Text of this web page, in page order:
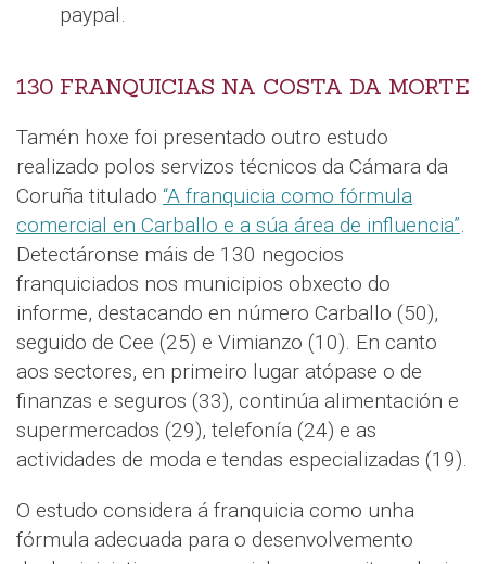
paypal.
130 FRANQUICIAS NA COSTA DA MORTE
Tamén hoxe foi presentado outro estudo
realizado polos servizos técnicos da Cámara da
Coruña titulado “A franquicia como fórmula
comercial en Carballo e a súa área de influencia”
Detectáronse máis de 130 negocios
franquiciados nos municipios obxecto do
informe, destacando en número Carballo (50),
seguido de Cee (25) e Vimianzo (10). En canto
aos sectores, en primeiro lugar atópase o de
finanzas e seguros (33), continúa alimentación e
supermercados (29), telefonía (24) e as
actividades de moda e tendas especializadas (19).
O estudo considera á franquicia como unha
fórmula adecuada para o desenvolvemento